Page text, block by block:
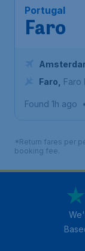
Portugal
Faro
Schiphol
Faro Faro
Found 1h ago •
*Return fares per
booking fee.